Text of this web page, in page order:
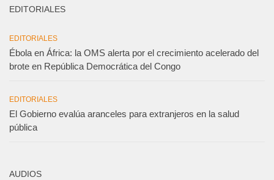
EDITORIALES
EDITORIALES
Ébola en África: la OMS alerta por el crecimiento acelerado del
brote en República Democrática del Congo
EDITORIALES
El Gobierno evalúa aranceles para extranjeros en la salud
pública
AUDIOS